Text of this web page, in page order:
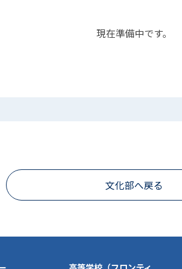
現在準備中です。
文化部へ戻る